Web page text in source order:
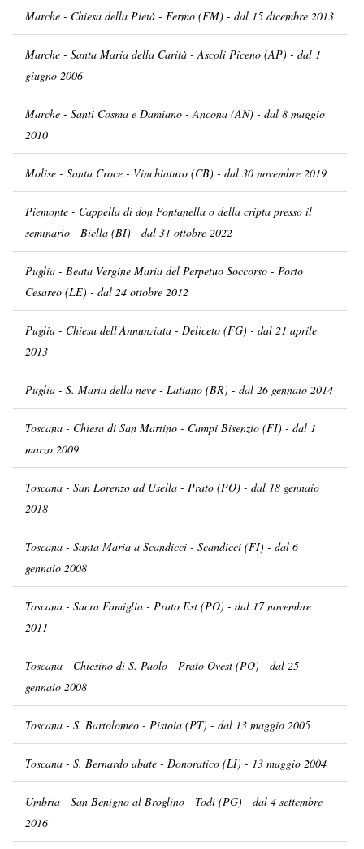
Marche - Chiesa della Pietà - Fermo (FM) - dal 15 dicembre 2013
Marche - Santa Maria della Carità - Ascoli Piceno (AP) - dal 1
giugno 2006
Marche - Santi Cosma e Damiano - Ancona (AN) - dal 8 maggio
2010
Molise - Santa Croce - Vinchiaturo (CB) - dal 30 novembre 2019
Piemonte - Cappella di don Fontanella o della cripta presso il
seminario - Biella (BI) - dal 31 ottobre 2022
Puglia - Beata Vergine Maria del Perpetuo Soccorso - Porto
Cesareo (LE) - dal 24 ottobre 2012
Puglia - Chiesa dell'Annunziata - Deliceto (FG) - dal 21 aprile
2013
Puglia - S. Maria della neve - Latiano (BR) - dal 26 gennaio 2014
Toscana - Chiesa di San Martino - Campi Bisenzio (FI) - dal 1
marzo 2009
Toscana - San Lorenzo ad Usella - Prato (PO) - dal 18 gennaio
2018
Toscana - Santa Maria a Scandicci - Scandicci (FI) - dal 6
gennaio 2008
Toscana - Sacra Famiglia - Prato Est (PO) - dal 17 novembre
2011
Toscana - Chiesino di S. Paolo - Prato Ovest (PO) - dal 25
gennaio 2008
Toscana - S. Bartolomeo - Pistoia (PT) - dal 13 maggio 2005
Toscana - S. Bernardo abate - Donoratico (LI) - 13 maggio 2004
Umbria - San Benigno al Broglino - Todi (PG) - dal 4 settembre
2016